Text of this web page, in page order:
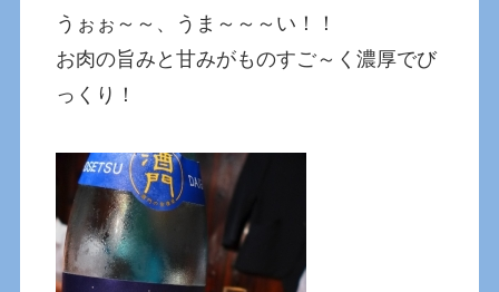
うぉぉ～～、うま～～～い！！
お肉の旨みと甘みがものすご～く濃厚でび
っくり！